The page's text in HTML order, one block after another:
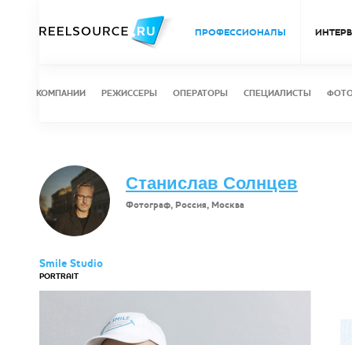
ПРОФЕССИОНАЛЫ
КОМПАНИИ РЕЖИССЕРЫ ОПЕРАТОРЫ СПЕЦИАЛИСТЫ
Станислав Солнцев
Фотограф, Россия, Москва
Smile Studio
PORTRAIT